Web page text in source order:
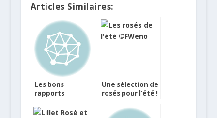
Articles Similaires:
Les bons
rapports
la foire aux vins
Une sélection de
rosés pour l’été !